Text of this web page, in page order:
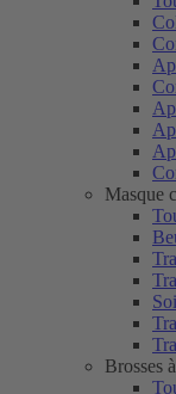
Masque
Brosses